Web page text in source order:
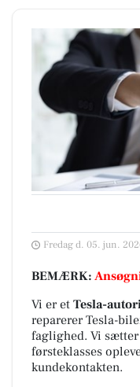
Fredag d. 05. jun.
BEMÆRK:
Vi er et Tesla-
reparerer Tesla-
faglighed. Vi
førsteklasses
kundekontakten.